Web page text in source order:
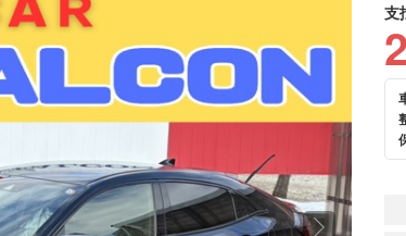
次の
画像
支